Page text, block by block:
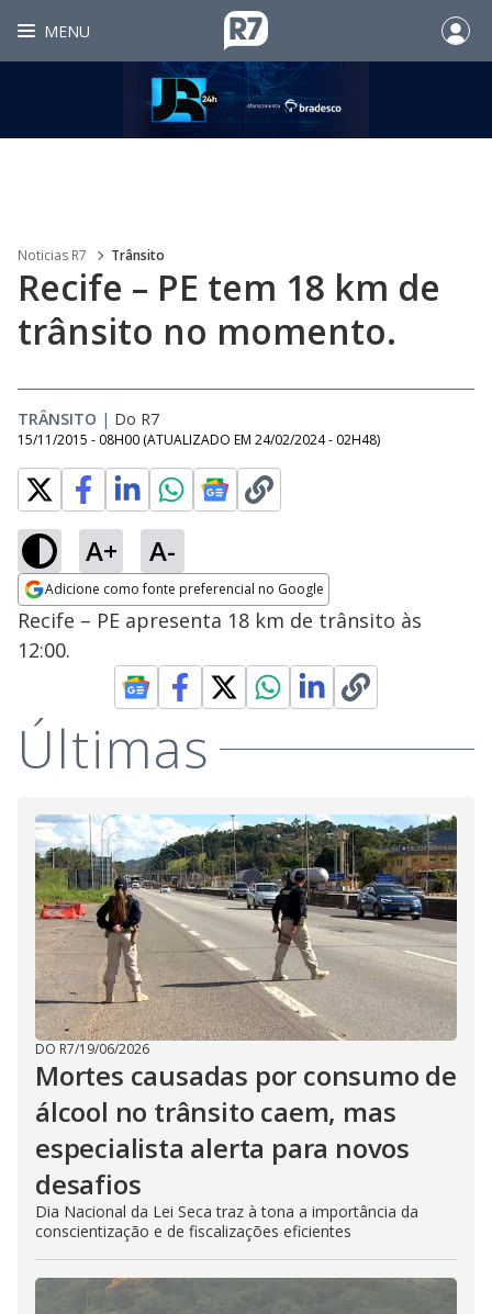
MENU
Noticias R7 Trânsito
Recife – PE tem 18 km de
trânsito no momento.
TRÂNSITO | Do R7
15/11/2015 - 08H00 (ATUALIZADO EM 24/02/2024 - 02H48)
A+ A-
Adicione como fonte preferencial no Google
Opens in new window
Recife – PE apresenta 18 km de trânsito às
12:00.
Últimas
DO R7/19/06/2026
Mortes causadas por consumo de
álcool no trânsito caem, mas
especialista alerta para novos
desafios
Dia Nacional da Lei Seca traz à tona a importância da
conscientização e de fiscalizações eficientes